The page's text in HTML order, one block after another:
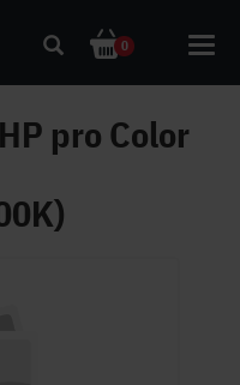
0
pro Color